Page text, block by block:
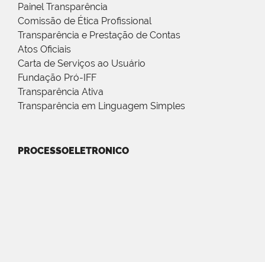
Painel Transparência
Comissão de Ética Profissional
Transparência e Prestação de Contas
Atos Oficiais
Carta de Serviços ao Usuário
Fundação Pró-IFF
Transparência Ativa
Transparência em Linguagem Simples
PROCESSOELETRONICO